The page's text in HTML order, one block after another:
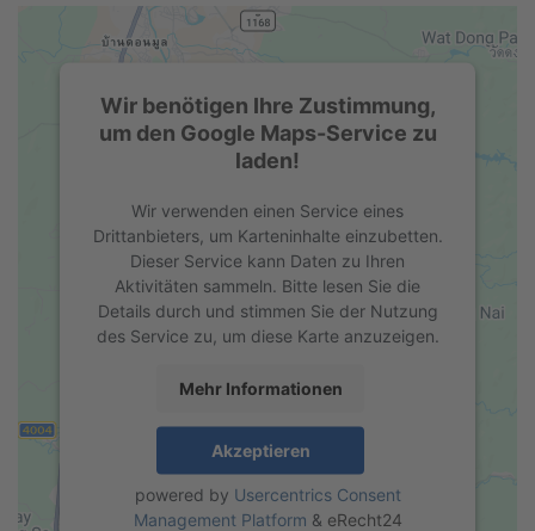
Wir benötigen Ihre Zustimmung,
um den Google Maps-Service zu
laden!
Wir verwenden einen Service eines
Drittanbieters, um Karteninhalte einzubetten.
Dieser Service kann Daten zu Ihren
Aktivitäten sammeln. Bitte lesen Sie die
Details durch und stimmen Sie der Nutzung
des Service zu, um diese Karte anzuzeigen.
Mehr Informationen
Akzeptieren
powered by Usercentrics Consent
Management Platform & eRecht24